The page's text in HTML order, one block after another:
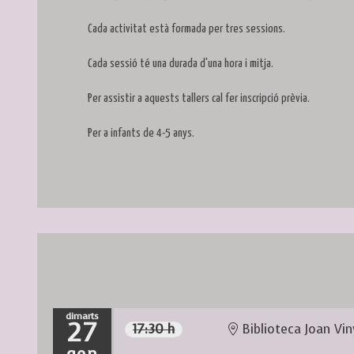
Cada activitat està formada per tres sessions.
Cada sessió té una durada d'una hora i mitja.
Per assistir a aquests tallers cal fer inscripció prèvia.
Per a infants de 4-5 anys.
dimarts
27 17:30 h Biblioteca Joan